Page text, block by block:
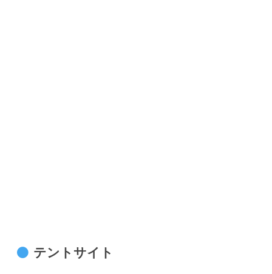
テントサイト